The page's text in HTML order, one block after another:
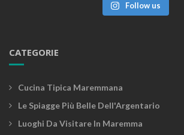
Follow us
CATEGORIE
Cucina Tipica Maremmana
Le Spiagge Più Belle Dell'Argentario
Luoghi Da Visitare In Maremma